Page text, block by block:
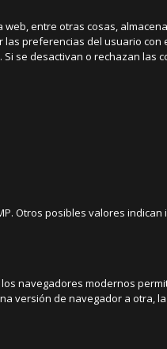
entre otras cosas,
preferencias del usuario
se desactivan o rechazan las
Otros posibles valores
navegadores modernos
versión de navegador a otra,